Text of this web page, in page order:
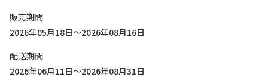
販売期間
2026年05月18日～2026年08月16日
配送期間
2026年06月11日～2026年08月31日